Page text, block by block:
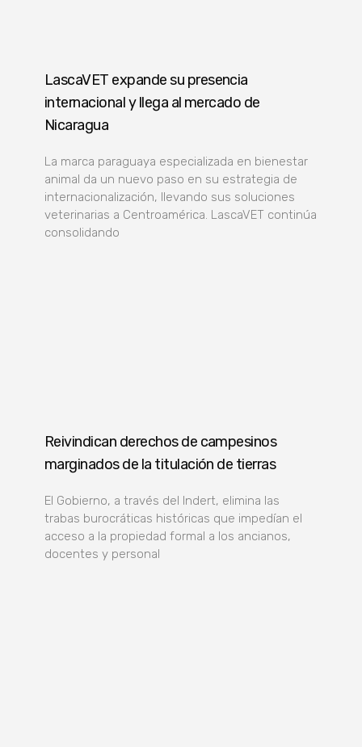
LascaVET expande su presencia
internacional y llega al mercado de
Nicaragua
La marca paraguaya especializada en bienestar
animal da un nuevo paso en su estrategia de
internacionalización, llevando sus soluciones
veterinarias a Centroamérica. LascaVET continúa
consolidando
Reivindican derechos de campesinos
marginados de la titulación de tierras
El Gobierno, a través del Indert, elimina las
trabas burocráticas históricas que impedían el
acceso a la propiedad formal a los ancianos,
docentes y personal